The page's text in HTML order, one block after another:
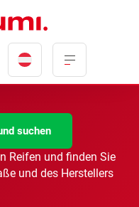
suchen
Reifen und finden Sie
und des Herstellers